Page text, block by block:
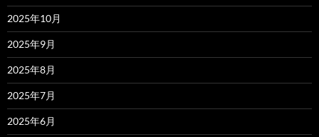
2025年10月
2025年9月
2025年8月
2025年7月
2025年6月